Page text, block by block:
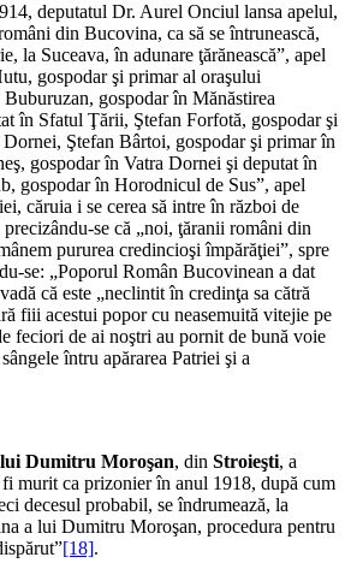
deputatul Dr. Aurel Onciul lansa apelul,
din Bucovina, ca să se întrunească,
la Suceava, în adunare ţărănească”, apel
gospodar şi primar al oraşului
gospodar în Mănăstirea
în Sfatul Ţării, Ştefan Forfotă, gospodar şi
Ştefan Bârtoi, gospodar şi primar în
gospodar în Vatra Dornei şi deputat în
gospodar în Horodnicul de Sus”, apel
căruia i se cerea să intre în război de
se că „noi, ţăranii români din
pururea credincioşi împărăţiei”, spre
se: „Poporul Român Bucovinean a dat
că este „neclintit în credinţa sa cătră
fiii acestui popor cu neasemuită vitejie pe
feciori de ai noştri au pornit de bună voie
întru apărarea Patriei şi a
Dumitru Moroşan, din Stroieşti, a
murit ca prizonier în anul 1918, după cum
decesul probabil, se îndrumează, la
a lui Dumitru Moroşan, procedura pentru
[18].